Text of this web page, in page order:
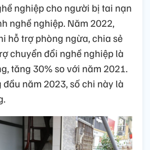
nghiệp cho người bị tai nạn
nghề nghiệp. Năm 2022,
hỗ trợ phòng ngừa, chia sẻ
chuyển đổi nghề nghiệp là
tăng 30% so với năm 2021.
năm 2023, số chi này là